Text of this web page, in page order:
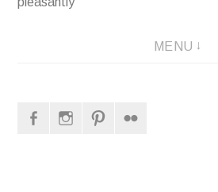
MENU
FacebookInstagram